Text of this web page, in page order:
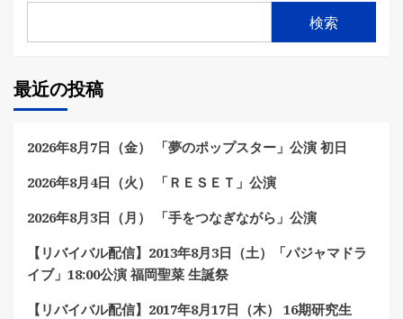
検索
最近の投稿
2026年8月7日（金） 「夢のポップスター」公演 初日
2026年8月4日（火） 「ＲＥＳＥＴ」公演
2026年8月3日（月） 「手をつなぎながら」公演
【リバイバル配信】2013年8月3日（土）「パジャマドラ
イブ」18:00公演 福岡聖菜 生誕祭
【リバイバル配信】2017年8月17日（木） 16期研究生